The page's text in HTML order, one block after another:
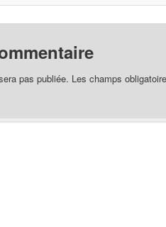
pas publiée. Les champs